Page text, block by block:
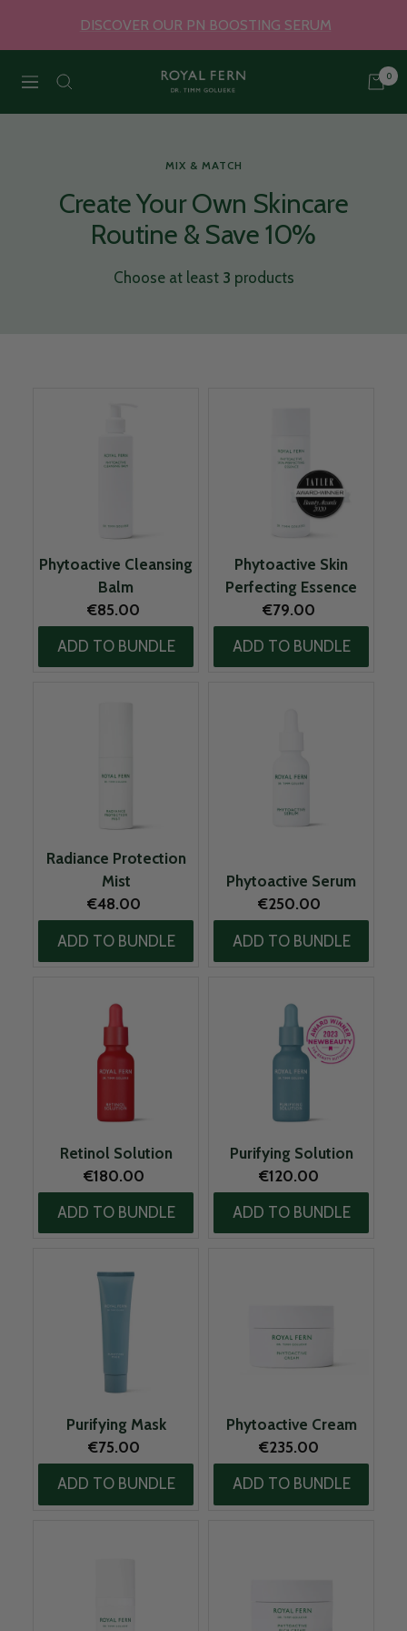
DISCOVER OUR PN BOOSTING SERUM
Navigation
Royal
Skincare
0
MIX & MATCH
Create Your Own Skincare
Routine & Save 10%
Choose at least 3 products
Phytoactive Cleansing
Balm
Original price:
€85.00
ADD TO BUNDLE
Phytoactive Skin
Perfecting Essence
Original price:
€79.00
ADD TO BUNDLE
Radiance Protection
Mist
Original price:
€48.00
ADD TO BUNDLE
Phytoactive Serum
Original price:
€250.00
ADD TO BUNDLE
Retinol Solution
Original price:
€180.00
ADD TO BUNDLE
Purifying Solution
Original price:
€120.00
ADD TO BUNDLE
Purifying Mask
Original price:
€75.00
ADD TO BUNDLE
Phytoactive Cream
Original price:
€235.00
ADD TO BUNDLE